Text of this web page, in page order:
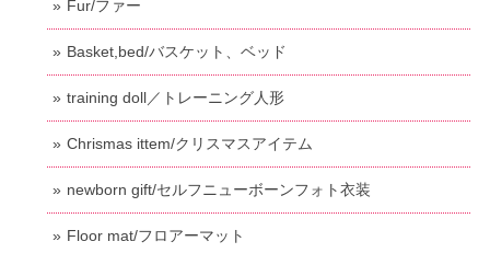
Fur/ファー
Basket,bed/バスケット、ベッド
training doll／トレーニング人形
Chrismas ittem/クリスマスアイテム
newborn gift/セルフニューボーンフォト衣装
Floor mat/フロアーマット